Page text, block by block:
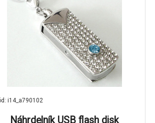
i14_a790102
Náhrdelník USB flash disk